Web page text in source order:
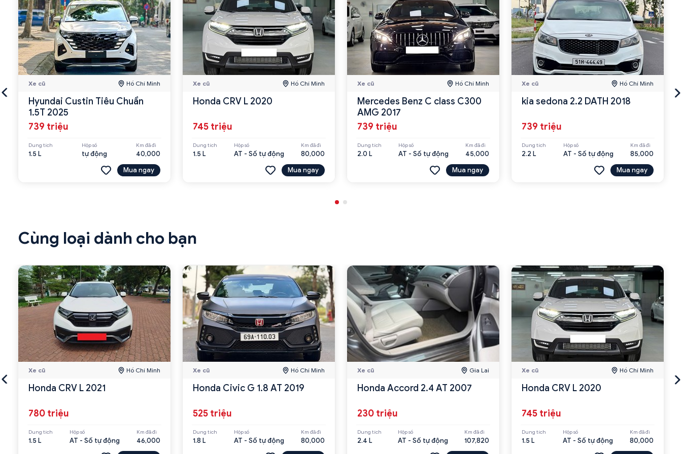
Xe cũ Hồ Chí Minh
Hyundai Custin Tiêu Chuẩn
1.5T 2025
739 triệu
Dung tích
1.5 L
Hộp số
tự động
Km đã đi
40,000
Mua ngay
Xe cũ Hồ Chí Minh
Honda CRV L 2020
745 triệu
Dung tích
1.5 L
Hộp số
AT - Số tự động
Km đã đi
80,000
Mua ngay
Xe cũ Hồ Chí Minh
Mercedes Benz C class C300
AMG 2017
739 triệu
Dung tích
2.0 L
Hộp số
AT - Số tự động
Km đã đi
45,000
Mua ngay
Xe cũ Hồ Chí Minh
kia sedona 2.2 DATH 2018
739 triệu
Dung tích
2.2 L
Hộp số
AT - Số tự động
Km đã đi
85,000
Mua ngay
Cùng loại dành cho bạn
Xe cũ Hồ Chí Minh
Honda CRV L 2021
780 triệu
Dung tích
1.5 L
Hộp số
AT - Số tự động
Km đã đi
46,000
Xe cũ Hồ Chí Minh
Honda Civic G 1.8 AT 2019
525 triệu
Dung tích
1.8 L
Hộp số
AT - Số tự động
Km đã đi
80,000
Xe cũ Gia Lai
Honda Accord 2.4 AT 2007
230 triệu
Dung tích
2.4 L
Hộp số
AT - Số tự động
Km đã đi
107,820
Xe cũ Hồ Chí Minh
Honda CRV L 2020
745 triệu
Dung tích
1.5 L
Hộp số
AT - Số tự động
Km đã đi
80,000